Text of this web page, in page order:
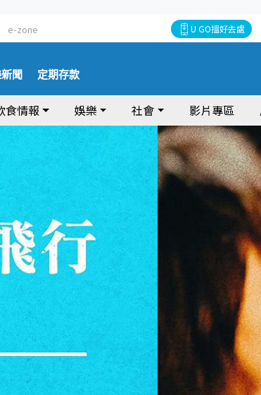
e-zone U GO搵好去處
聞 定期存款
食情報 娛樂 社會 影片專區